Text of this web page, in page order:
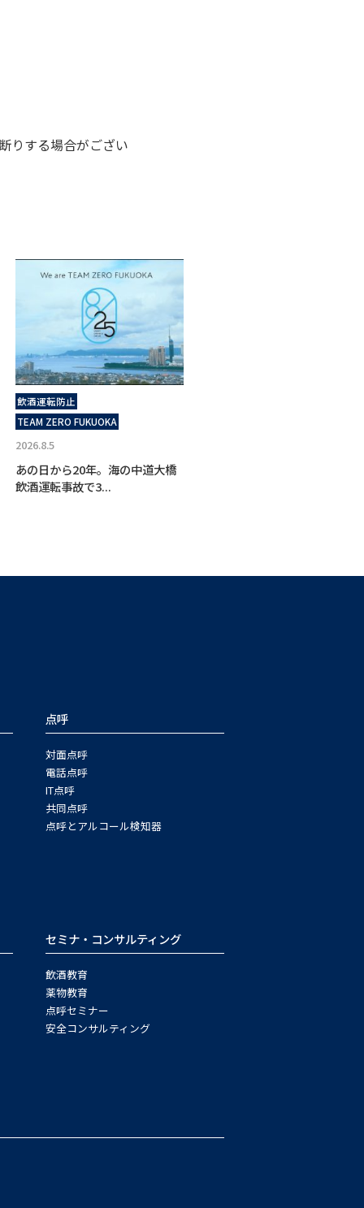
りする場合がござい
飲酒運転防止
TEAM ZERO FUKUOKA
2026.8.5
あの日から20年。海の中道大橋
飲酒運転事故で3...
点呼
対面点呼
電話点呼
IT点呼
共同点呼
点呼とアルコール検知器
セミナ・コンサルティング
飲酒教育
薬物教育
点呼セミナー
安全コンサルティング